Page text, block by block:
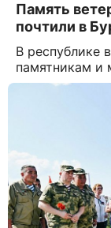
Память
почтили в
В республике
памятникам и